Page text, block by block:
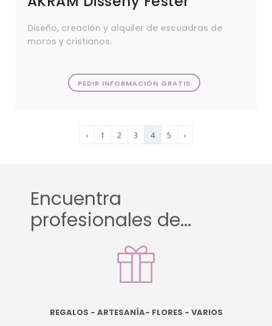
Diseño, creación y alquiler de escuadras de
moros y cristianos.
PEDIR INFORMACIÓN GRATIS
‹ 1 2 3 4 5 ›
Encuentra
profesionales de...
REGALOS - ARTESANÍA- FLORES - VARIOS